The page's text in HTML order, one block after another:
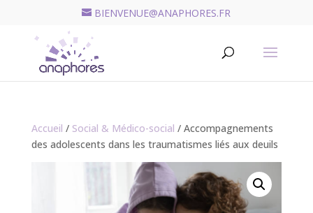
BIENVENUE@ANAPHORES.FR
Accueil / Social & Médico-social / Accompagnements
des adolescents dans les traumatismes liés aux deuils